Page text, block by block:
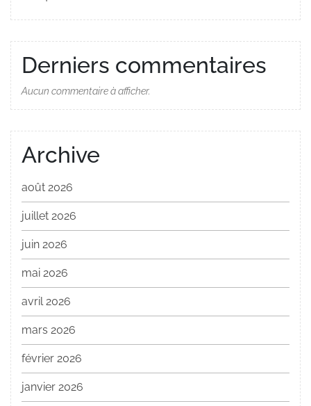
Derniers commentaires
Aucun commentaire à afficher.
Archive
août 2026
juillet 2026
juin 2026
mai 2026
avril 2026
mars 2026
février 2026
janvier 2026